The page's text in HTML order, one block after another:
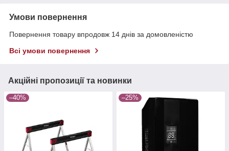
Умови повернення
Повернення товару впродовж 14 днів за домовленістю
Всі умови повернення
Акційні пропозиції та новинки
–40% –25%